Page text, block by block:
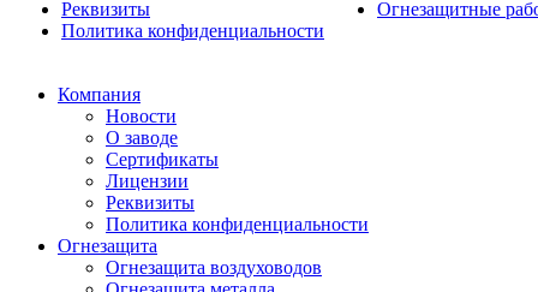
Реквизиты
Политика конфиденциальности
Огнезащитные
Компания
Новости
О заводе
Сертификаты
Лицензии
Реквизиты
Политика конфиденциальности
Огнезащита
Огнезащита воздуховодов